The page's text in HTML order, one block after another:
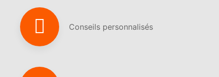
Conseils personnalisés